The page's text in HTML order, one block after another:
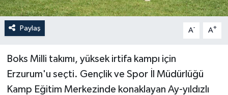
Paylaş A- A+
Boks Milli takımı, yüksek irtifa kampı için
Erzurum'u seçti. Gençlik ve Spor İl Müdürlüğü
Kamp Eğitim Merkezinde konaklayan Ay-yıldızlı